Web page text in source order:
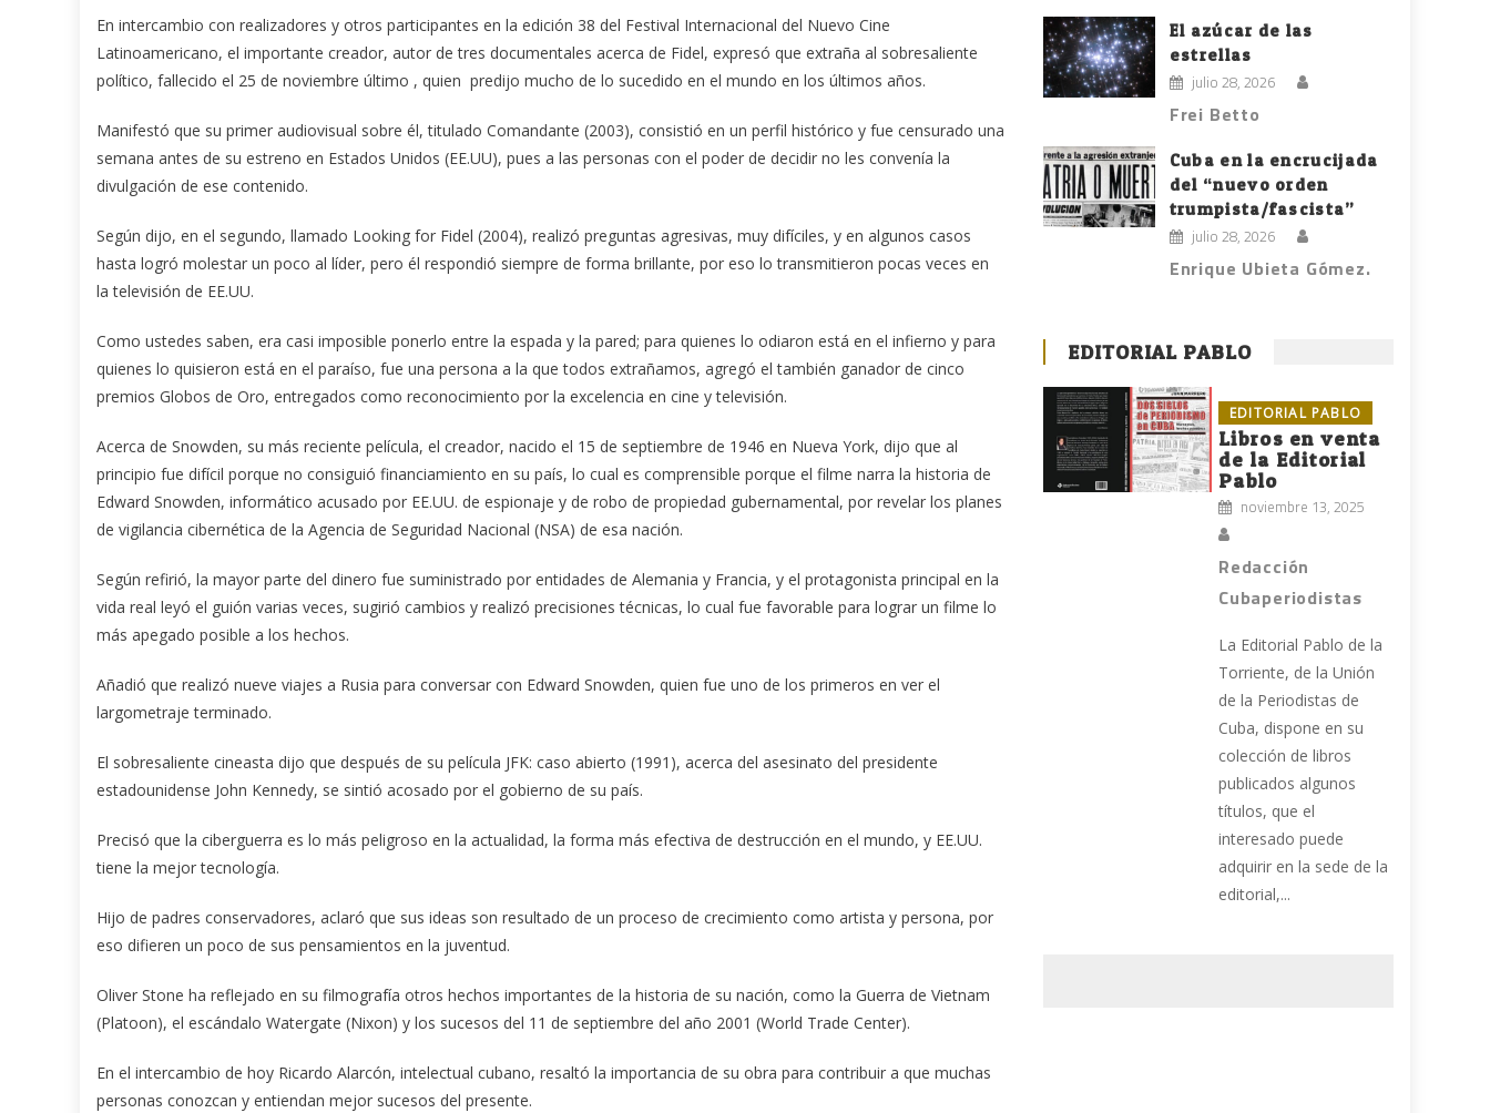
En intercambio con realizadores y otros participantes en la edición 38 del Festival Internacional del Nuevo Cine
Latinoamericano, el importante creador, autor de tres documentales acerca de Fidel, expresó que extraña al sobresaliente
político, fallecido el 25 de noviembre último , quien predijo mucho de lo sucedido en el mundo en los últimos años.
Manifestó que su primer audiovisual sobre él, titulado Comandante (2003), consistió en un perfil histórico y fue censurado una
semana antes de su estreno en Estados Unidos (EE.UU), pues a las personas con el poder de decidir no les convenía la
divulgación de ese contenido.
Según dijo, en el segundo, llamado Looking for Fidel (2004), realizó preguntas agresivas, muy difíciles, y en algunos casos
hasta logró molestar un poco al líder, pero él respondió siempre de forma brillante, por eso lo transmitieron pocas veces en
la televisión de EE.UU.
Como ustedes saben, era casi imposible ponerlo entre la espada y la pared; para quienes lo odiaron está en el infierno y para
quienes lo quisieron está en el paraíso, fue una persona a la que todos extrañamos, agregó el también ganador de cinco
premios Globos de Oro, entregados como reconocimiento por la excelencia en cine y televisión.
Acerca de Snowden, su más reciente película, el creador, nacido el 15 de septiembre de 1946 en Nueva York, dijo que al
principio fue difícil porque no consiguió financiamiento en su país, lo cual es comprensible porque el filme narra la historia de
Edward Snowden, informático acusado por EE.UU. de espionaje y de robo de propiedad gubernamental, por revelar los planes
de vigilancia cibernética de la Agencia de Seguridad Nacional (NSA) de esa nación.
Según refirió, la mayor parte del dinero fue suministrado por entidades de Alemania y Francia, y el protagonista principal en la
vida real leyó el guión varias veces, sugirió cambios y realizó precisiones técnicas, lo cual fue favorable para lograr un filme lo
más apegado posible a los hechos.
Añadió que realizó nueve viajes a Rusia para conversar con Edward Snowden, quien fue uno de los primeros en ver el
largometraje terminado.
El sobresaliente cineasta dijo que después de su película JFK: caso abierto (1991), acerca del asesinato del presidente
estadounidense John Kennedy, se sintió acosado por el gobierno de su país.
Precisó que la ciberguerra es lo más peligroso en la actualidad, la forma más efectiva de destrucción en el mundo, y EE.UU.
tiene la mejor tecnología.
Hijo de padres conservadores, aclaró que sus ideas son resultado de un proceso de crecimiento como artista y persona, por
eso difieren un poco de sus pensamientos en la juventud.
Oliver Stone ha reflejado en su filmografía otros hechos importantes de la historia de su nación, como la Guerra de Vietnam
(Platoon), el escándalo Watergate (Nixon) y los sucesos del 11 de septiembre del año 2001 (World Trade Center).
En el intercambio de hoy Ricardo Alarcón, intelectual cubano, resaltó la importancia de su obra para contribuir a que muchas
personas conozcan y entiendan mejor sucesos del presente.
El azúcar de las
estrellas
julio 28, 2026
Frei Betto
Cuba en la encrucijada
del “nuevo orden
trumpista/fascista”
julio 28, 2026
Enrique Ubieta Gómez.
EDITORIAL PABLO
EDITORIAL PABLO
Libros en venta
de la Editorial
Pablo
noviembre 13, 2025
Redacción
Cubaperiodistas
La Editorial Pablo de la
Torriente, de la Unión
de la Periodistas de
Cuba, dispone en su
colección de libros
publicados algunos
títulos, que el
interesado puede
adquirir en la sede de la
editorial,...